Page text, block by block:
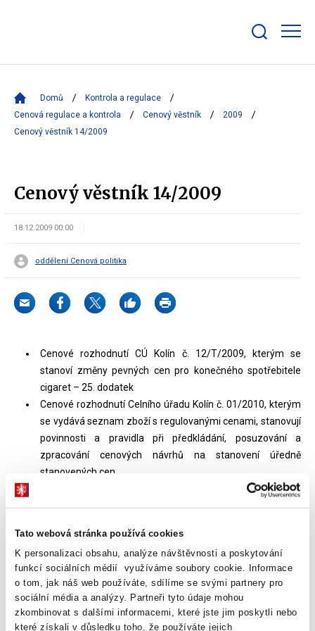
Tato webová stránka používá cookies
K personalizaci obsahu, analýze návštěvnosti a poskytování
funkcí sociálních médií využíváme soubory cookie. Informace
o tom, jak náš web používáte, sdílíme se svými partnery pro
sociální média a analýzy. Partneři tyto údaje mohou
zkombinovat s dalšími informacemi, které jste jim poskytli nebo
které získali v důsledku toho, že používáte jejich
bar
Domů
Kontrola a regulace
Cenová regulace a kontrola
Cenový věstník
2009
Cenový věstník 14/2009
Cenový věstník 14/2009
18.12.2009 00:00
oddělení Cenová politika
Cenové rozhodnutí CÚ Kolín č. 12/T/2009, kterým se
stanoví změny pevných cen pro konečného spotřebitele
cigaret – 25. dodatek
Cenové rozhodnutí Celního úřadu Kolín č. 01/2010, kterým
se vydává seznam zboží s regulovanými cenami, stanovují
povinnosti a pravidla při předkládání, posuzování a
zpracování cenových návrhů na stanovení úředně
stanovených cen.
Dokumenty ke stažení
Cenový věstník 2009-14 (75 kB)